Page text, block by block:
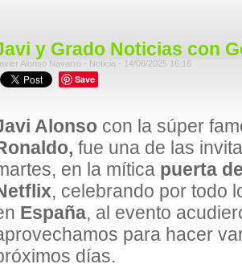
y Grado Noticias con
Alonso Navarro - Noticia - 14/06/2025 16:16
Save
Alonso con la súper
fue una de las
en la mítica puerta
, celebrando por todo
España, al evento
para hacer
días.